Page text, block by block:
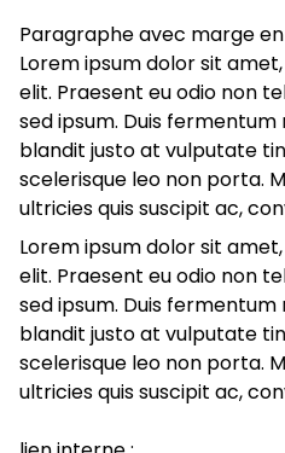
Paragraphe avec marge en
Lorem ipsum dolor sit
elit. Praesent eu odio non
sed ipsum. Duis
blandit justo at vulputate
scelerisque leo non porta.
ultricies quis suscipit ac,
Lorem ipsum dolor sit
elit. Praesent eu odio non
sed ipsum. Duis
blandit justo at vulputate
scelerisque leo non porta.
ultricies quis suscipit ac,